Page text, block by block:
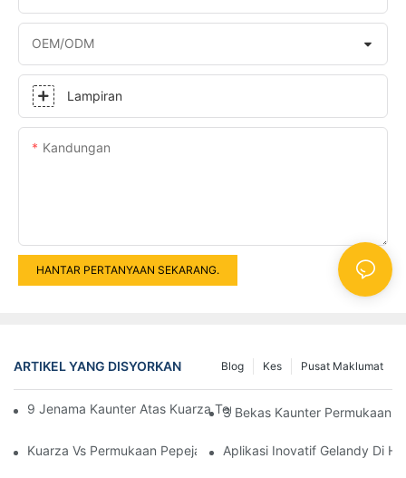
OEM/ODM
Lampiran
Kandungan
HANTAR PERTANYAAN SEKARANG.
ARTIKEL YANG DISYORKAN Pusat Maklumat
Kes
Blog
9 Jenama Kaunter Atas Kuarza Terbaik Dinilai (Panduan
3 Bekas Kaunter Permukaan
Kuarza Vs Permukaan Pepejal Vs Batu Sintered: Prestasi,
Aplikasi Inovatif Gelandy Di